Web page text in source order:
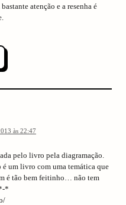
atenção e a resenha é
às 22:47
pelo livro pela diagramação.
é um livro com uma temática que
é tão bem feitinho… não tem
*